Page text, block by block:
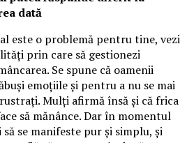
dată
este o problemă pentru tine, vezi
prin care să gestionezi
Se spune că oamenii
emoțiile și pentru a nu se mai
Mulți afirmă însă și că frica
să mănânce. Dar în momentul
se manifeste pur și simplu, și